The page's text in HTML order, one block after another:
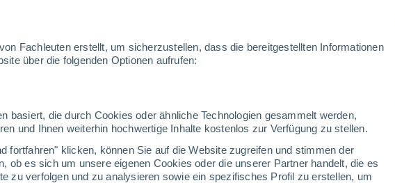
Fachleuten erstellt, um sicherzustellen, dass die bereitgestellten Informationen
über die folgenden Optionen aufrufen:
basiert, die durch Cookies oder ähnliche Technologien gesammelt werden,
und Ihnen weiterhin hochwertige Inhalte kostenlos zur Verfügung zu stellen.
fortfahren" klicken, können Sie auf die Website zugreifen und stimmen der
ob es sich um unsere eigenen Cookies oder die unserer Partner handelt, die es
zu verfolgen und zu analysieren sowie ein spezifisches Profil zu erstellen, um
NachrichtenVideoWarnungen RadarKarten
Karlsbad
Prag
Leipzig
Kassel